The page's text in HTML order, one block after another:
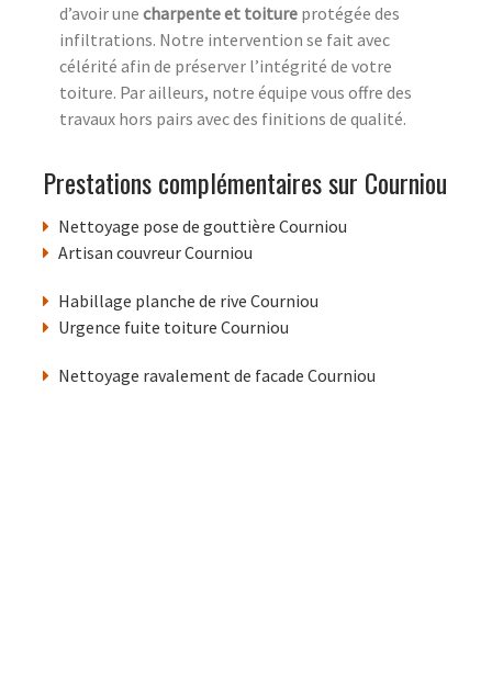
d’avoir une charpente et toiture protégée des
infiltrations. Notre intervention se fait avec
célérité afin de préserver l’intégrité de votre
toiture. Par ailleurs, notre équipe vous offre des
travaux hors pairs avec des finitions de qualité.
Prestations complémentaires sur Courniou
Nettoyage pose de gouttière Courniou
Artisan couvreur Courniou
Habillage planche de rive Courniou
Urgence fuite toiture Courniou
Nettoyage ravalement de facade Courniou